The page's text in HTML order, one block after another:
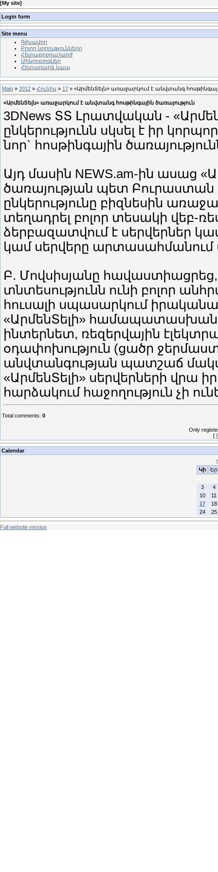
[My site]
Login form
Site menu
Գլխավոր
Բոլոր նորությունները
Հետաքրքրաշարժ
Միկրոբլոգներ
Հետադարձ կապ
Main » 2012 » Հունիս » 17 » «ԱրմենՏելն» առաջարկում է անվտանգ
«ԱրմենՏելն» առաջարկում է անվտանգ հոսթինգային ծառայություն
3DNews ՏՏ Լրատվական -
ընկերությունն սկսել է իր
նոր` հոսթինգային
Այդ մասին NEWS.am-ին ասաց
ծառայության պետ Բուրաստան
ընկերությունը բիզնեսին
տեղադրել բոլոր տեսակի վեբ-
ձերբազատվում է սերվերներ
կամ սերվերը արտասահմանում
Բ. Մովսիսյանը հավաստիացրեց,
տնտեսությունն ունի բոլոր
հուսալի սպասարկում
«ԱրմենՏելի» համապատասխան
ինտերնետ, ռեզերվային
օդափոխություն (ցածր
անվտանգության պատշաճ
«ԱրմենՏելի» սերվերների վրա
հարձակում հաջողություն չի
Total comments: 0
Only
[
Calendar
Կի
Եր
3
4
10
11
17
18
24
25
Full website version